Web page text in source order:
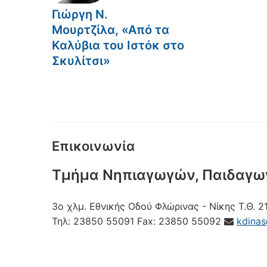
Γιώργη Ν.
Μουρτζίλα, «Από τα
Καλύβια του Ιστόκ στο
Σκυλίτσι»
Επικοινωνία
Τμήμα Νηπιαγωγών,
3ο χλμ. Εθνικής Οδού Φλώρινας - Νίκης Τ.Θ.
Τηλ: 23850 55091 Fax: 23850 55092